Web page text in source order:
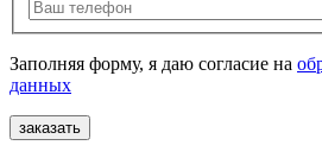
Заполняя форму, я даю согласие на
данных